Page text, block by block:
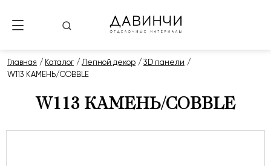
Главная Каталог Лепной декор
3D панели
W113 КАМЕНЬ/COBBLE
W113 КАМЕНЬ/COBBLE